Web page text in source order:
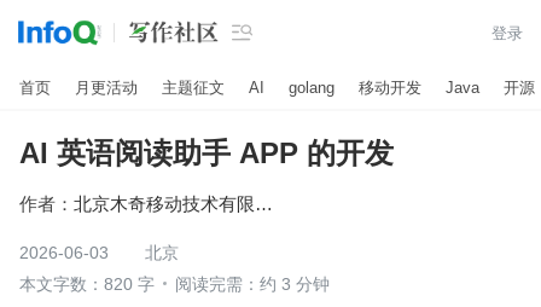
 登录
首页 月更活动 主题征文 AI golang 移动开发 Java 开源
AI 英语阅读助手 APP 的开发
作者： 北京木奇移动技术有限公司
2026-06-03
北京
本文字数：820 字
阅读完需：约 3 分钟